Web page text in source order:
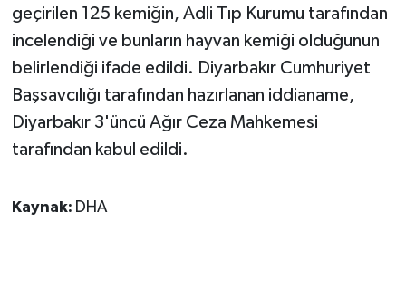
geçirilen 125 kemiğin, Adli Tıp Kurumu tarafından
incelendiği ve bunların hayvan kemiği olduğunun
belirlendiği ifade edildi. Diyarbakır Cumhuriyet
Başsavcılığı tarafından hazırlanan iddianame,
Diyarbakır 3'üncü Ağır Ceza Mahkemesi
tarafından kabul edildi.
Kaynak: DHA